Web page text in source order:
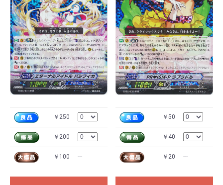
￥250
￥200
￥100 ---
￥50
￥40
￥20 ---